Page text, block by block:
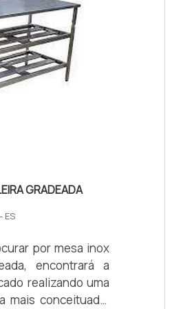
é fatiador de
GRADEADA
ES
por mesa inox
encontrará a
realizando uma
mais conceituada.